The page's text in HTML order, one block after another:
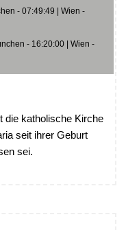
- 07:49:49 | Wien -
- 16:20:00 | Wien -
die katholische Kirche
seit ihrer Geburt
sei.